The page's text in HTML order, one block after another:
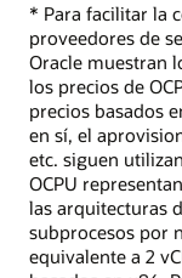
* Para facilitar la
proveedores de
Oracle muestran
los precios de
precios basados
en sí, el
etc. siguen
OCPU
las arquitecturas
subprocesos por
equivalente a 2